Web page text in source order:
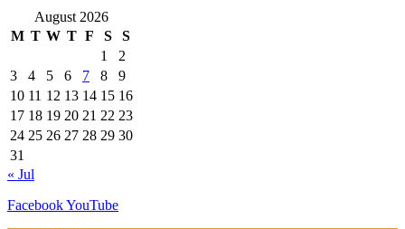
August 2026
M T W T F S
S
1
2
3
4 5 6 7 8
9
10 11 12 13 14 15 16
17 18 19 20 21 22 23
24 25 26 27 28 29 30
31
« Jul
FacebookYouTube